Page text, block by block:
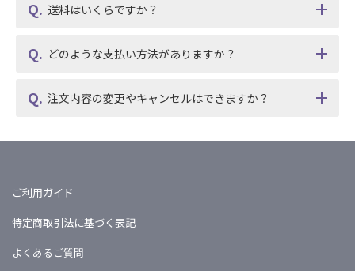
送料はいくらですか？
どのような支払い方法がありますか？
注文内容の変更やキャンセルはできますか？
ご利用ガイド
特定商取引法に基づく表記
よくあるご質問